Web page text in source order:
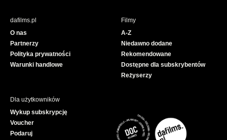
e
dafilms.pl
O nas
Partnerzy
Polityka prywatności
Warunki handlowe
Filmy
A-Z
Niedawno dodane
Rekomendowane
Dostępne dla subskrybentów
Reżyserzy
Dla użytkowników
Wykup subskrypcję
Voucher
Podaruj